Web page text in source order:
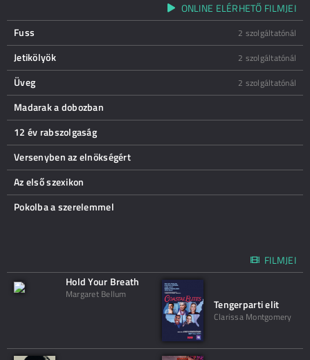
ONLINE ELÉRHETŐ FILMJEI
Fuss
2 szolgáltatónál
Jetikölyök 2 szolgáltatónál
Üveg 2 szolgáltatónál
Madarak a dobozban
12 év rabszolgaság
Versenyben az elnökségért
Az első szexikon
Pokolba a szerelemmel
FILMJEI
Hold Your Breath
Margaret Bellum
Tengerparti elit
Clarissa Montgomery